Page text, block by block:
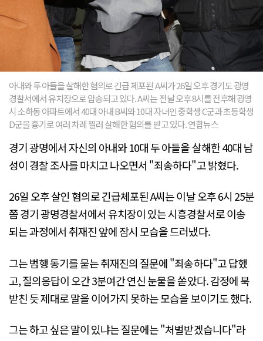
아내와 두 아들을 살해한 혐의로 긴급 체포된 A씨가 26일 오후 경기도 광명
경찰서에서 유치장으로 압송되고 있다. A씨는 전날 오후 8시를 전후해 광명
시 소하동 아파트에서 40대 아내 B씨와 10대 자녀인 중학생 C군과 초등학생
D군을 흉기로 여러 차례 찔러 살해한 혐의를 받고 있다. 연합뉴스
경기 광명에서 자신의 아내와 10대 두 아들을 살해한 40대 남
성이 경찰 조사를 마치고 나오면서 "죄송하다"고 밝혔다.
26일 오후 살인 혐의로 긴급체포된 A씨는 이날 오후 6시 25분
쯤 경기 광명경찰서에서 유치장이 있는 시흥경찰서로 이송
되는 과정에서 취재진 앞에 잠시 모습을 드러냈다.
그는 범행 동기를 묻는 취재진의 질문에 "죄송하다"고 답했
고, 질의응답이 오간 3분여간 연신 눈물을 쏟았다. 감정에 북
받친 듯 제대로 말을 이어가지 못하는 모습을 보이기도 했다.
그는 하고 싶은 말이 있냐는 질문에는 "처벌받겠습니다"라